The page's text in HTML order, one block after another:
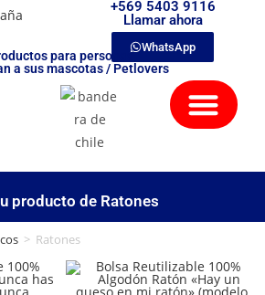
+569 5403 9116
Llamar ahora
WhatsApp
para personas
a sus mascotas / Petlovers
producto de Ratones
> Ratones